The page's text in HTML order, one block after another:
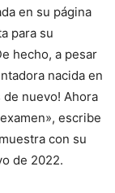
en su página
para su
hecho, a pesar
nacida en
de nuevo! Ahora
escribe
con su
de 2022.